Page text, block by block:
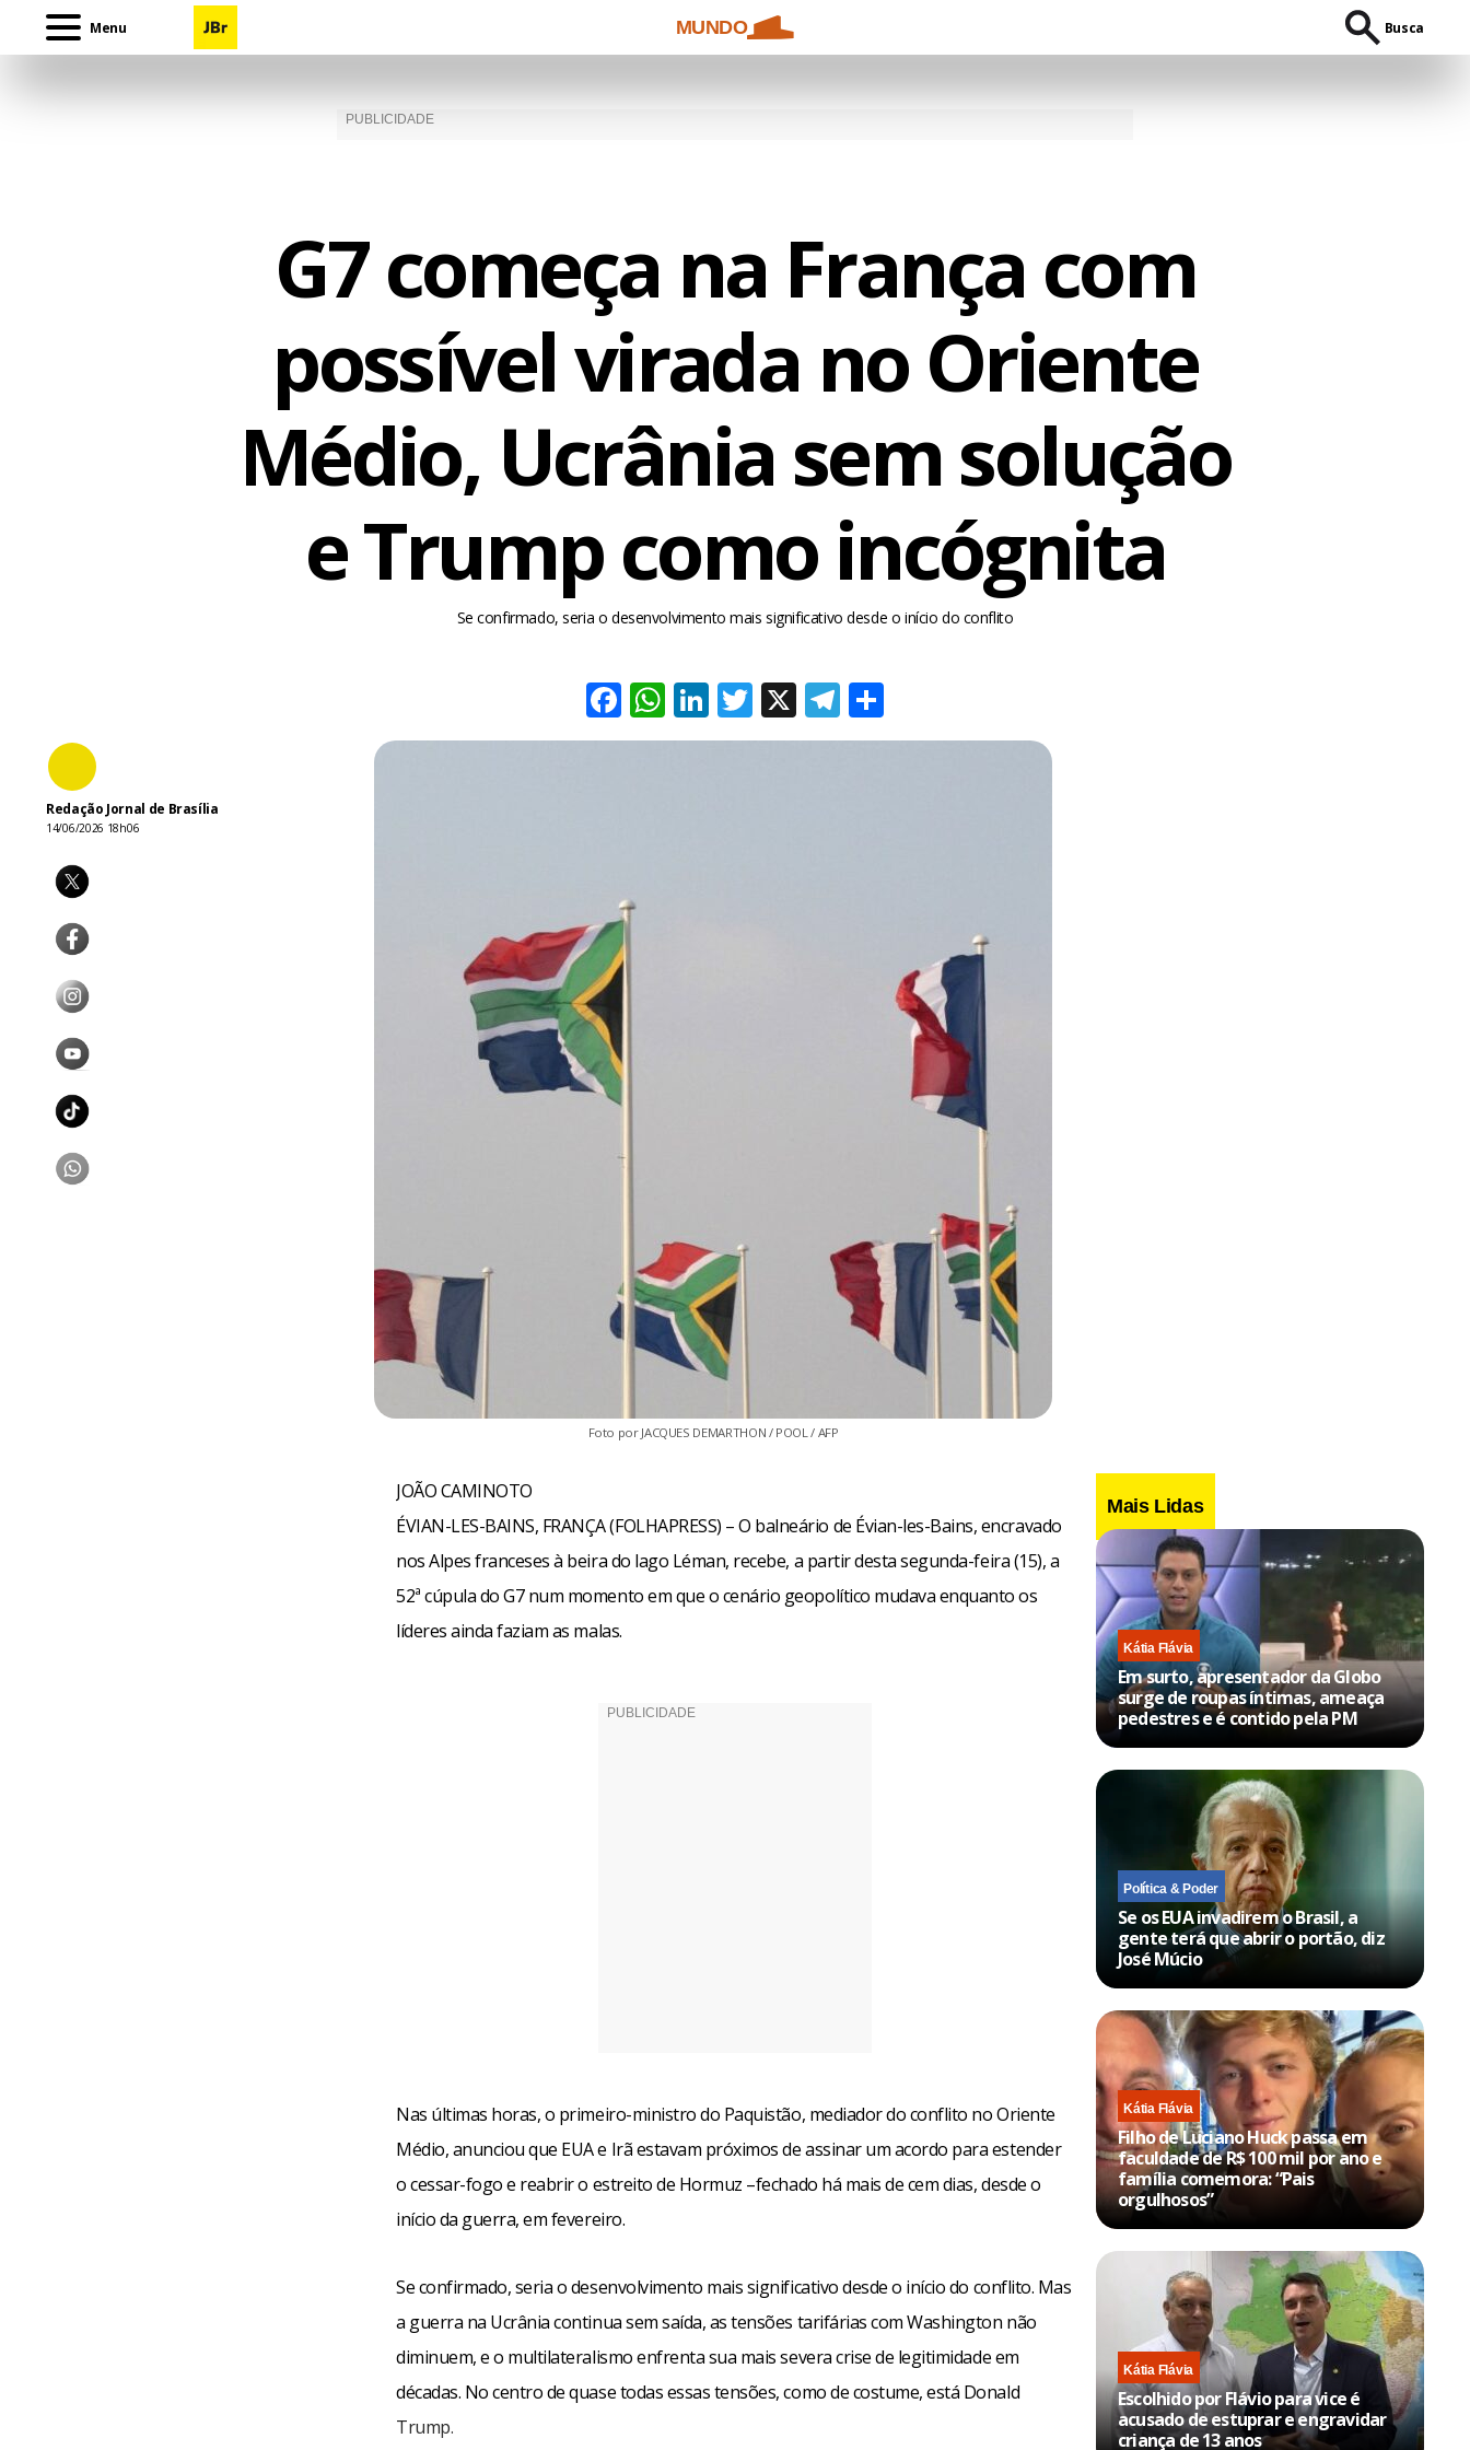
Menu MUNDO Busca
G7 começa na França com
possível virada no Oriente
Médio, Ucrânia sem solução
e Trump como incógnita
Se confirmado, seria o desenvolvimento mais significativo desde o início do conflito
Facebook
WhatsApp
LinkedIn
Twitter
X Telegram
Redação Jornal de Brasília
14/06/2026 18h06
Foto por JACQUES DEMARTHON / POOL / AFP
JOÃO CAMINOTO
ÉVIAN-LES-BAINS, FRANÇA (FOLHAPRESS) – O balneário de Évian-les-Bains, encravado
nos Alpes franceses à beira do lago Léman, recebe, a partir desta segunda-feira (15), a
52ª cúpula do G7 num momento em que o cenário geopolítico mudava enquanto os
líderes ainda faziam as malas.
Nas últimas horas, o primeiro-ministro do Paquistão, mediador do conflito no Oriente
Médio, anunciou que EUA e Irã estavam próximos de assinar um acordo para estender
o cessar-fogo e reabrir o estreito de Hormuz –fechado há mais de cem dias, desde o
início da guerra, em fevereiro.
Se confirmado, seria o desenvolvimento mais significativo desde o início do conflito. Mas
a guerra na Ucrânia continua sem saída, as tensões tarifárias com Washington não
diminuem, e o multilateralismo enfrenta sua mais severa crise de legitimidade em
décadas. No centro de quase todas essas tensões, como de costume, está Donald
Trump.
Mais Lidas
Kátia Flávia
Em surto, apresentador da Globo
surge de roupas íntimas, ameaça
pedestres e é contido pela PM
Política & Poder
Se os EUA invadirem o Brasil, a
gente terá que abrir o portão, diz
José Múcio
Kátia Flávia
Filho de Luciano Huck passa em
faculdade de R$ 100 mil por ano e
família comemora: “Pais
orgulhosos”
Kátia Flávia
Escolhido por Flávio para vice é
acusado de estuprar e engravidar
criança de 13 anos